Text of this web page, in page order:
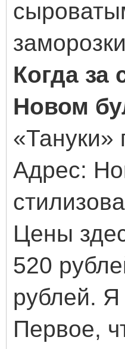
Когда за
Новом
«Тануки»
Адрес:
Цены
520
рублей. Я
Первое,